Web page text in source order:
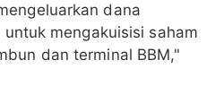
dana
mengakuisisi saham
dan terminal BBM,"